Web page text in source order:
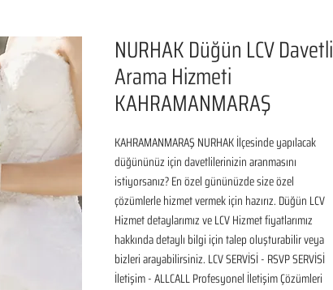
NURHAK Düğün LCV Davetli
Arama Hizmeti
KAHRAMANMARAŞ
KAHRAMANMARAŞ NURHAK İlçesinde yapılacak
düğününüz için davetlilerinizin aranmasını
istiyorsanız? En özel gününüzde size özel
çözümlerle hizmet vermek için hazırız. Düğün LCV
Hizmet detaylarımız ve LCV Hizmet fiyatlarımız
hakkında detaylı bilgi için talep oluşturabilir veya
bizleri arayabilirsiniz. LCV SERVİSİ - RSVP SERVİSİ
İletişim - ALLCALL Profesyonel İletişim Çözümleri